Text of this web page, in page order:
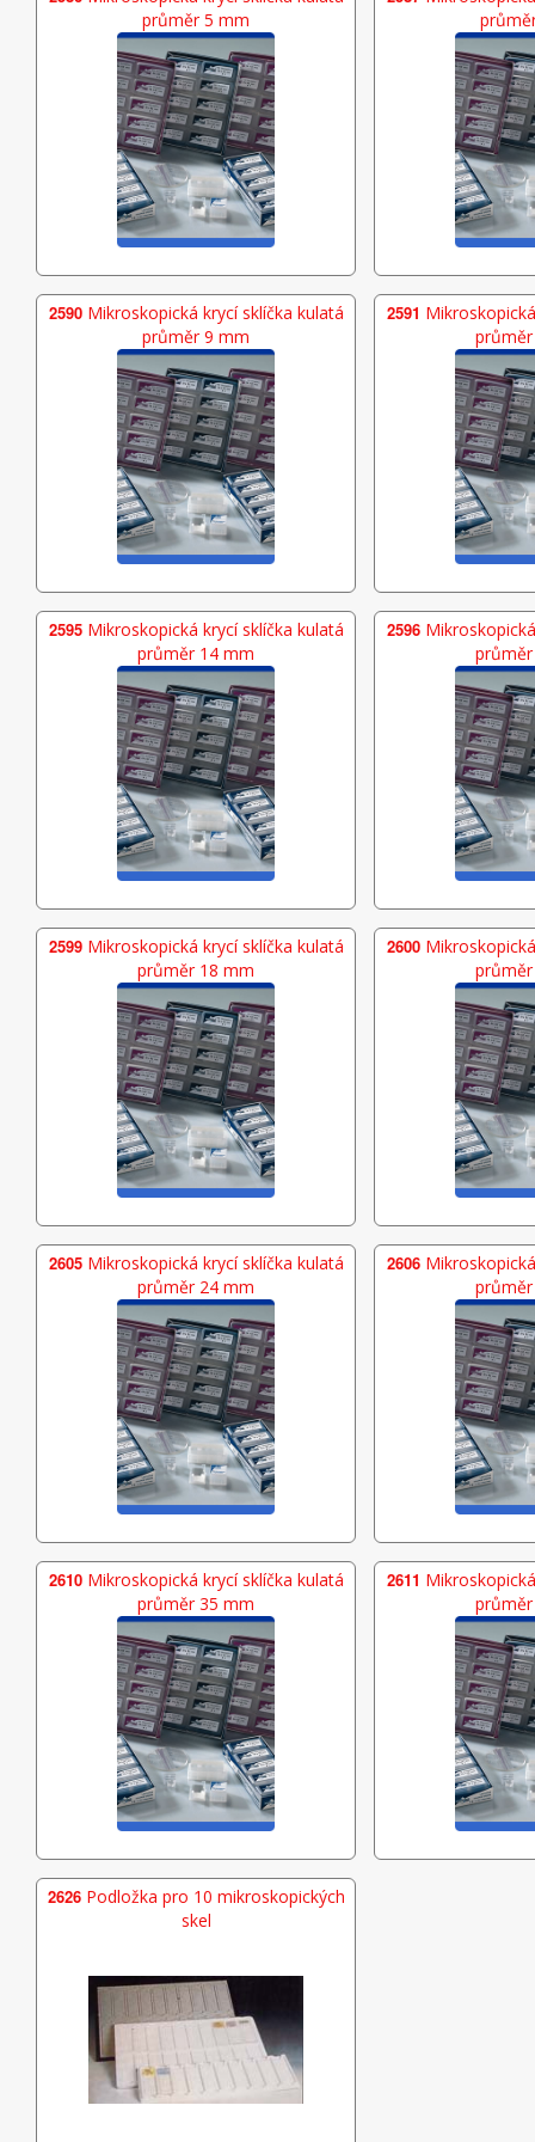
průměr 5 mm
2590Mikroskopická krycí sklíčka kulatá
průměr 9 mm
2591
2595Mikroskopická krycí sklíčka kulatá
průměr 14 mm
2596
2599Mikroskopická krycí sklíčka kulatá
průměr 18 mm
2600
2605Mikroskopická krycí sklíčka kulatá
průměr 24 mm
2606
2610Mikroskopická krycí sklíčka kulatá
průměr 35 mm
2611
2626Podložka pro 10 mikroskopických
skel